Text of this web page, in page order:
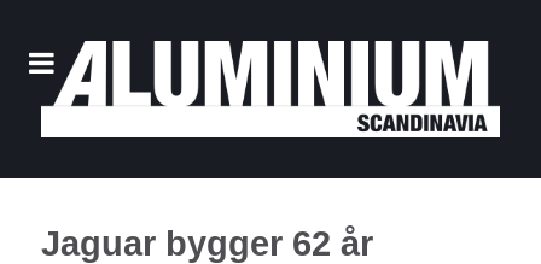
Jaguar bygger 62 år